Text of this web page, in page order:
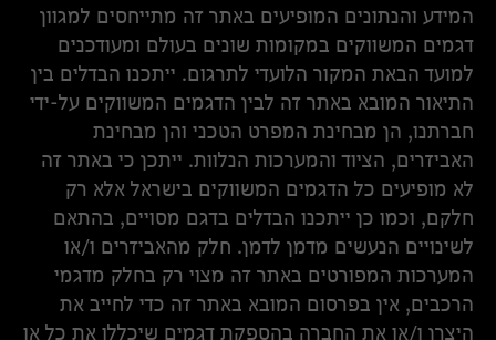
המידע והנתונים המופיעים באתר זה מתייחסים למגוון
דגמים המשווקים במקומות שונים בעולם ומעודכנים
למועד הבאת המקור הלועדי לתרגום. ייתכנו הבדלים בין
התיאור המובא באתר זה לבין הדגמים המשווקים על-ידי
חברתנו, הן מבחינת המפרט הטכני והן מבחינת
האביזרים, הציוד והמערכות הנלוות. ייתכן כי באתר זה
לא מופיעים כל הדגמים המשווקים בישראל אלא רק
חלקם, וכמו כן ייתכנו הבדלים בדגם מסויים, בהתאם
לשינויים הנעשים מדמן לדמן. חלק מהאביזרים ו/או
המערכות המפורטים באתר זה מצוי רק בחלק מדגמי
הרכבים, אין בפרסום המובא באתר זה כדי לחייב את
היצרן ו/או את החברה בהספקת דגמים שיכללו את כל או